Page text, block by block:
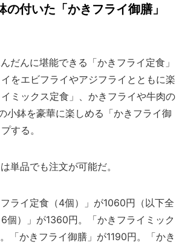
付いた「かきフライ御膳」
だんに堪能できる「かきフライ定食」
をエビフライやアジフライとともに楽
ミックス定食」、かきフライや牛肉の
小鉢を豪華に楽しめる「かきフライ御
する。
単品でも注文が可能だ。
ライ定食（4個）」が1060円（以下全
個）」が1360円。「かきフライミック
「かきフライ御膳」が1190円。「かき